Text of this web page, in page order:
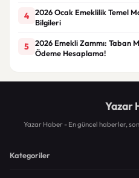
4
2026 Ocak Emeklilik Temel
Bilgileri
5
2026 Emekli Zammı: Taban
Ödeme Hesaplama!
Yazar
Yazar Haber - En güncel haberler,
Kategoriler